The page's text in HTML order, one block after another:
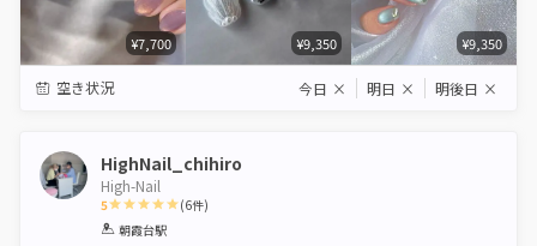
¥7,700 ¥9,350 ¥9,350
空き状況 今日 × 明日 × 明後日 ×
HighNail_chihiro
High-Nail
5
1 2 3 4 5
(6件)
朝霞台駅